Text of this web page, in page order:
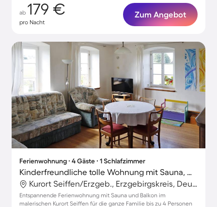
ab 179 €
pro Nacht
Zum Angebot
Ferienwohnung ∙ 4 Gäste ∙ 1 Schlafzimmer
Kinderfreundliche tolle Wohnung mit Sauna, Grill und Garten | Gartenblick
Kurort Seiffen/Erzgeb., Erzgebirgskreis, Deutschland
Entspannende Ferienwohnung mit Sauna und Balkon im
malerischen Kurort Seiffen für die ganze Familie bis zu 4 Personen